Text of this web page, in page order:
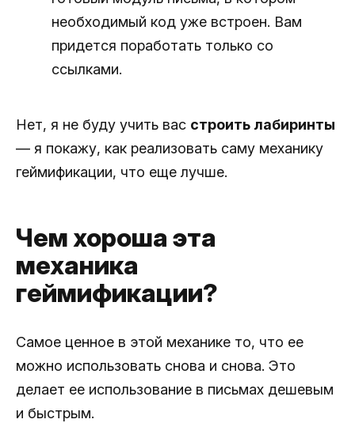
необходимый код уже встроен. Вам
придется поработать только со
ссылками.
Нет, я не буду учить вас строить лабиринты
— я покажу, как реализовать саму механику
геймификации, что еще лучше.
Чем хороша эта
механика
геймификации?
Самое ценное в этой механике то, что ее
можно использовать снова и снова. Это
делает ее использование в письмах дешевым
и быстрым.